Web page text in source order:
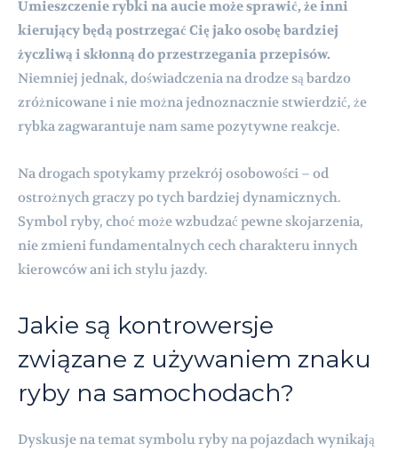
Umieszczenie rybki na aucie może sprawić, że inni
kierujący będą postrzegać Cię jako osobę bardziej
życzliwą i skłonną do przestrzegania przepisów.
Niemniej jednak, doświadczenia na drodze są bardzo
zróżnicowane i nie można jednoznacznie stwierdzić, że
rybka zagwarantuje nam same pozytywne reakcje.
Na drogach spotykamy przekrój osobowości – od
ostrożnych graczy po tych bardziej dynamicznych.
Symbol ryby, choć może wzbudzać pewne skojarzenia,
nie zmieni fundamentalnych cech charakteru innych
kierowców ani ich stylu jazdy.
Jakie są kontrowersje
związane z używaniem znaku
ryby na samochodach?
Dyskusje na temat symbolu ryby na pojazdach wynikają